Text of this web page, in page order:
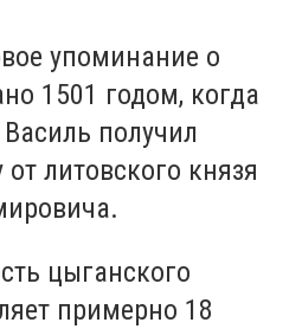
упоминание о
1501 годом, когда
получил
литовского князя
цыганского
примерно 18